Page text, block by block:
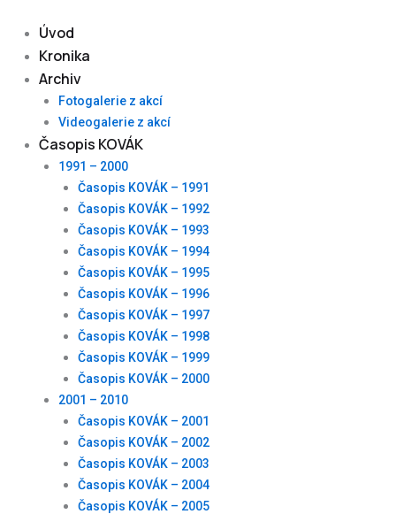
content
Úvod
Kronika
Archiv
Fotogalerie z akcí
Videogalerie z akcí
Časopis KOVÁK
1991 – 2000
Časopis KOVÁK – 1991
Časopis KOVÁK – 1992
Časopis KOVÁK – 1993
Časopis KOVÁK – 1994
Časopis KOVÁK – 1995
Časopis KOVÁK – 1996
Časopis KOVÁK – 1997
Časopis KOVÁK – 1998
Časopis KOVÁK – 1999
Časopis KOVÁK – 2000
2001 – 2010
Časopis KOVÁK – 2001
Časopis KOVÁK – 2002
Časopis KOVÁK – 2003
Časopis KOVÁK – 2004
Časopis KOVÁK – 2005